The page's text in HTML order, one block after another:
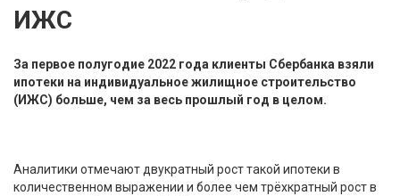
ИЖС
За первое полугодие 2022 года клиенты Сбербанка взяли
ипотеки на индивидуальное жилищное строительство
(ИЖС) больше, чем за весь прошлый год в целом.
Аналитики отмечают двукратный рост такой ипотеки в
количественном выражении и более чем трёхкратный рост в